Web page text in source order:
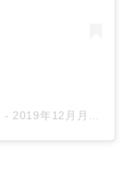
- 2019年12月月20日午前5時49分PST